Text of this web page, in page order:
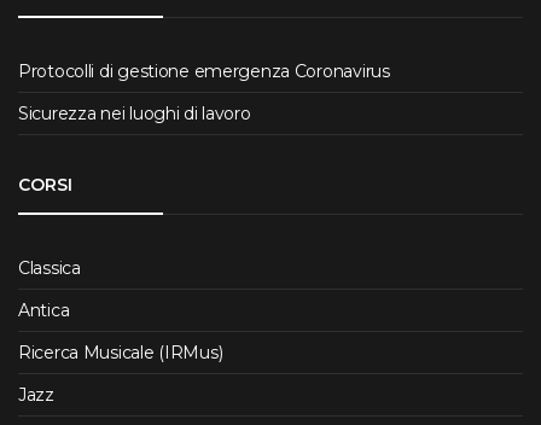
Protocolli di gestione emergenza Coronavirus
Sicurezza nei luoghi di lavoro
CORSI
Classica
Antica
Ricerca Musicale (IRMus)
Jazz